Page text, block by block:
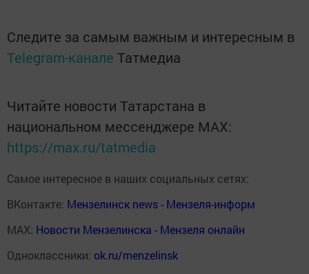
Следите за самым важным и интересным в
Telegram-канале Татмедиа
Читайте новости Татарстана в
национальном мессенджере MАХ:
https://max.ru/tatmedia
Самое интересное в наших социальных сетях:
ВКонтакте: Мензелинск news - Мензеля-информ
MAX: Новости Мензелинска - Мензеля онлайн
Одноклассники: ok.ru/menzelinsk